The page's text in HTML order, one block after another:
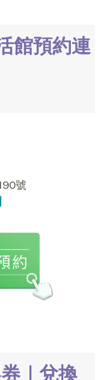
館預約連
號
｜兌換